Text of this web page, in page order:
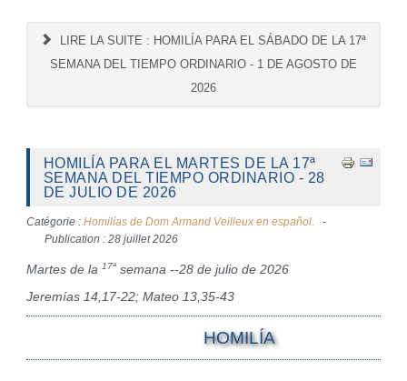
LIRE LA SUITE : HOMILÍA PARA EL SÁBADO DE LA 17ª
SEMANA DEL TIEMPO ORDINARIO - 1 DE AGOSTO DE
2026
HOMILÍA PARA EL MARTES DE LA 17ª
SEMANA DEL TIEMPO ORDINARIO - 28
DE JULIO DE 2026
Catégorie : Homilías de Dom Armand Veilleux en español.
Publication : 28 juillet 2026
Martes de la 17ªsemana --28 de julio de 2026
Jeremías 14,17-22; Mateo 13,35-43
HOMILÍA